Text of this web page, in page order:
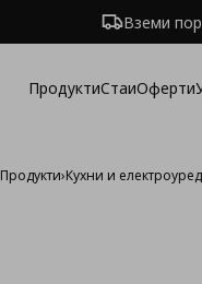
Вземи
ПродуктиСтаиОферти
Продукти›Кухни и